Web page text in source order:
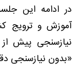
در ادامه این
آموزش و ترویج
نیازسنجی پیش
«بدون نیازسنجی